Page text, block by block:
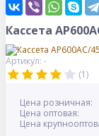
Кассета
Артикул: -
(1)
Цена розничная:
Цена оптовая:
Цена